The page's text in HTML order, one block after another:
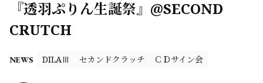
『透羽ぷりん生誕祭』@SECOND
CRUTCH
NEWS DILAⅢ セカンドクラッチ ＣＤサイン会